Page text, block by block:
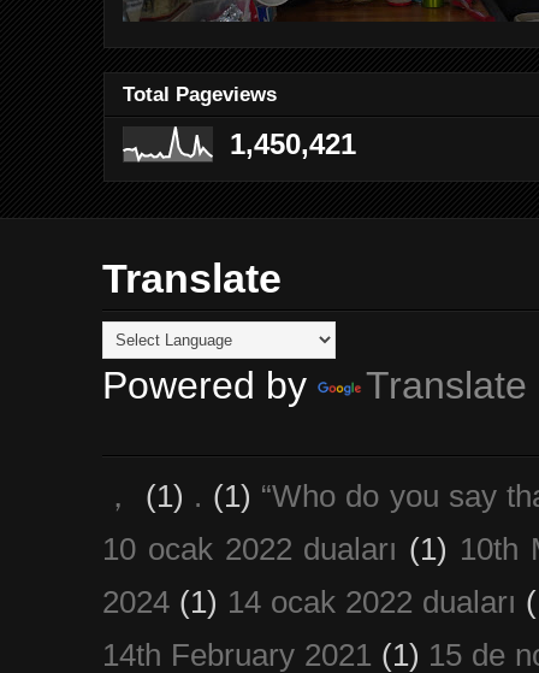
Total Pageviews
1,450,421
Translate
Powered by Translate
， (1) . (1) “Who do you say
10 ocak 2022 duaları (1) 10th
2024 (1) 14 ocak 2022 duaları
14th February 2021 (1) 15 de